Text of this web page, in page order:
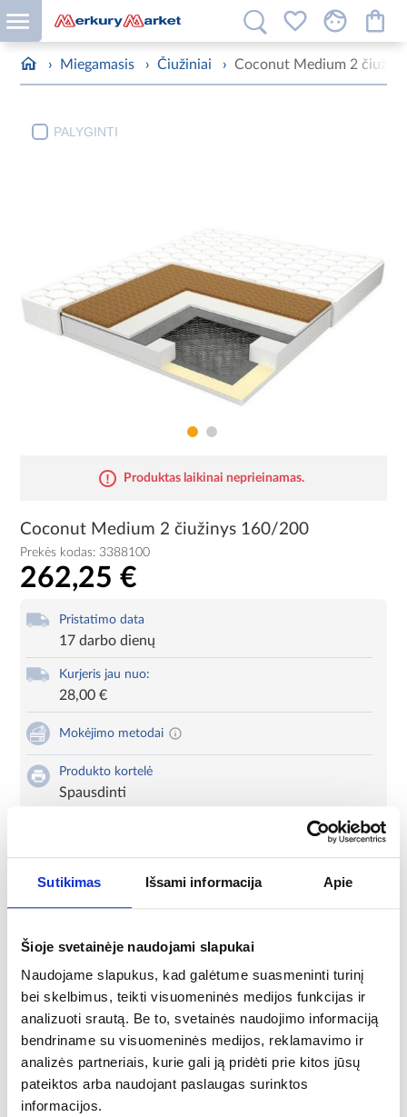
Sutikimas Išsami informacija Apie
Šioje svetainėje naudojami slapukai
Naudojame slapukus, kad galėtume suasmeninti turinį
bei skelbimus, teikti visuomeninės medijos funkcijas ir
analizuoti srautą. Be to, svetainės naudojimo informaciją
bendriname su visuomeninės medijos, reklamavimo ir
analizės partneriais, kurie gali ją pridėti prie kitos jūsų
pateiktos arba naudojant paslaugas surinktos
informacijos.
› Miegamasis › Čiužiniai › Coconut Medium 2
PALYGINTI
Produktas laikinai neprieinamas.
Coconut Medium 2 čiužinys 160/200
Prekės kodas: 3388100
262,25 €
Pristatimo data
17 darbo dienų
Kurjeris jau nuo:
28,00 €
Mokėjimo metodai
Produkto kortelė
Spausdinti
Įnašas: pagamintas iš bonelinių spyruoklių, pagamintų iš aukštos
poliuretano putų T25-20 mm sluoksniu su padidintu
plokšte, T25-15 mm putplasčiu ir apmušalų pertvara. užvalkalas:
pagamintas iš apmušalų audinio (62 % polipropileno, 38 %
poliesterio) - iš abiejų pusių dygsniuotas 80 g/m2 antialerginio
avikailio. Ypatingos savybės: kietas čiužinys dėl lateksuotos
kokosų plokštės. Reikalingas NV elastingas rėmas su atitinkamu
"Trioflex", "Twinpack".
Čiužinio kietumas: kietas